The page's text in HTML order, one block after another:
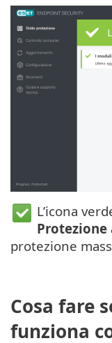
L’icona
protezione
Cosa fare
funziona